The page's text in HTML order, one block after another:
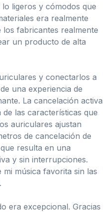
ligeros y cómodos que
era realmente
fabricantes realmente
un producto de alta
y conectarlos a
una experiencia de
La cancelación activa
las características que
auriculares ajustan
de cancelación de
resulta en una
y sin interrupciones.
música favorita sin las
era excepcional. Gracias